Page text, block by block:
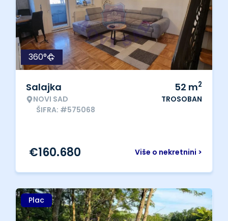
360°
Salajka
NOVI SAD
ŠIFRA: #575068
52 m2
TROSOBAN
Više o nekretnini >
€160.680
Plac